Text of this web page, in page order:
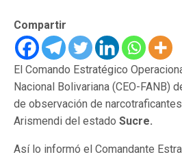
Compartir
El Comando Estratégico
Nacional Bolivariana (CEO-FANB)
de observación de
Arismendi del estado Sucre.
Así lo informó el Comandante